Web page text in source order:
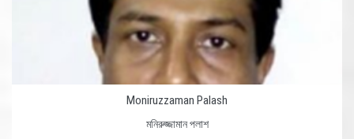
Moniruzzaman Palash
মনিরুজ্জামান পলাশ